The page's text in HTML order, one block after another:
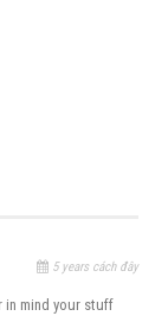
5 years cách đây
in mind your stuff